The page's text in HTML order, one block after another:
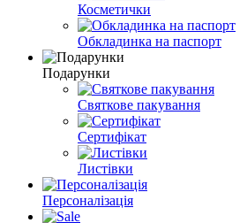
Косметички
Обкладинка на паспорт
Подарунки
Святкове пакування
Сертифікат
Листівки
Персоналізація